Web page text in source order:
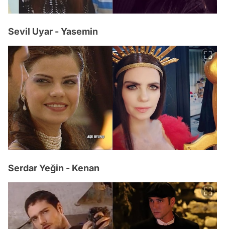
Sevil Uyar - Yasemin
Serdar Yeğin - Kenan